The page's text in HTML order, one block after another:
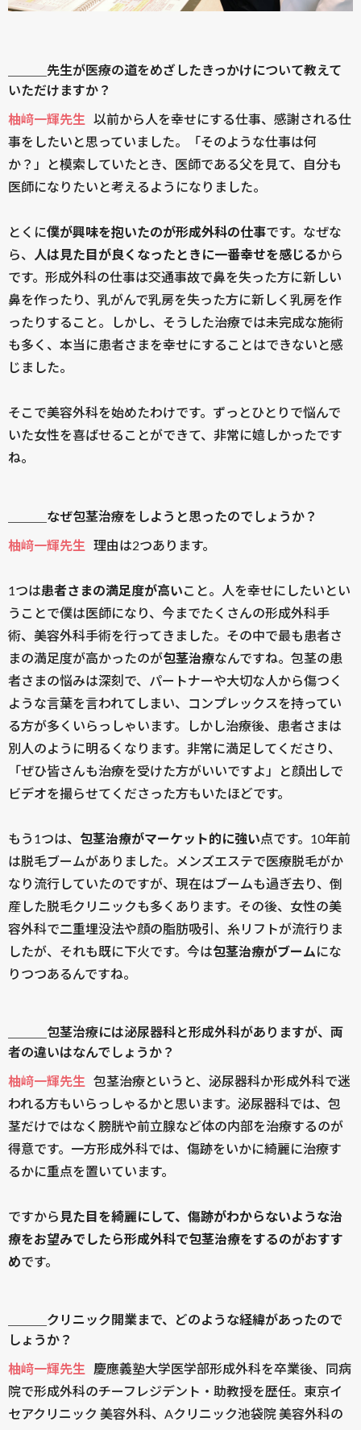
＿＿＿先生が医療の道をめざしたきっかけについて教えて
いただけますか？
柚﨑一輝先生 以前から人を幸せにする仕事、感謝される仕
事をしたいと思っていました。「そのような仕事は何
か？」と模索していたとき、医師である父を見て、自分も
医師になりたいと考えるようになりました。
とくに僕が興味を抱いたのが形成外科の仕事です。なぜな
ら、
人は見た目が良くなったときに一番幸せを感じるから
です。形成外科の仕事は交通事故で鼻を失った方に新しい
鼻を作ったり、乳がんで乳房を失った方に新しく乳房を作
ったりすること。しかし、そうした治療では未完成な施術
も多く、本当に患者さまを幸せにすることはできないと感
じました。
そこで美容外科を始めたわけです。ずっとひとりで悩んで
いた女性を喜ばせることができて、非常に嬉しかったです
ね。
＿＿＿なぜ包茎治療をしようと思ったのでしょうか？
柚﨑一輝先生 理由は2つあります。
1つは患者さまの満足度が高いこと。人を幸せにしたいとい
うことで僕は医師になり、今までたくさんの形成外科手
術、美容外科手術を行ってきました。その中で最も患者さ
まの満足度が高かったのが包茎治療なんですね。包茎の患
者さまの悩みは深刻で、パートナーや大切な人から傷つく
ような言葉を言われてしまい、コンプレックスを持ってい
る方が多くいらっしゃいます。しかし治療後、患者さまは
別人のように明るくなります。非常に満足してくださり、
「ぜひ皆さんも治療を受けた方がいいですよ」と顔出しで
ビデオを撮らせてくださった方もいたほどです。
もう1つは、 包茎治療がマーケット的に強い点です。10年前
は脱毛ブームがありました。メンズエステで医療脱毛がか
なり流行していたのですが、現在はブームも過ぎ去り、倒
産した脱毛クリニックも多くあります。その後、女性の美
容外科で二重埋没法や顔の脂肪吸引、糸リフトが流行りま
したが、それも既に下火です。今は包茎治療がブーム にな
りつつあるんですね。
＿＿＿包茎治療には泌尿器科と形成外科がありますが、両
者の違いはなんでしょうか？
柚﨑一輝先生 包茎治療というと、泌尿器科か形成外科で迷
われる方もいらっしゃるかと思います。泌尿器科では、包
茎だけではなく膀胱や前立腺など体の内部を治療するのが
得意です。一方形成外科では、傷跡をいかに綺麗に治療す
るかに重点を置いています。
ですから 見た目を綺麗にして、傷跡がわからないような治
療をお望みでしたら形成外科で包茎治療をするのがおすす
めです。
＿＿＿クリニック開業まで、どのような経緯があったので
しょうか？
柚﨑一輝先生
慶應義塾大学医学部形成外科を卒業後、同病
院で形成外科のチーフレジデント・助教授を歴任。東京イ
セアクリニック 美容外科、Aクリニック池袋院 美容外科の